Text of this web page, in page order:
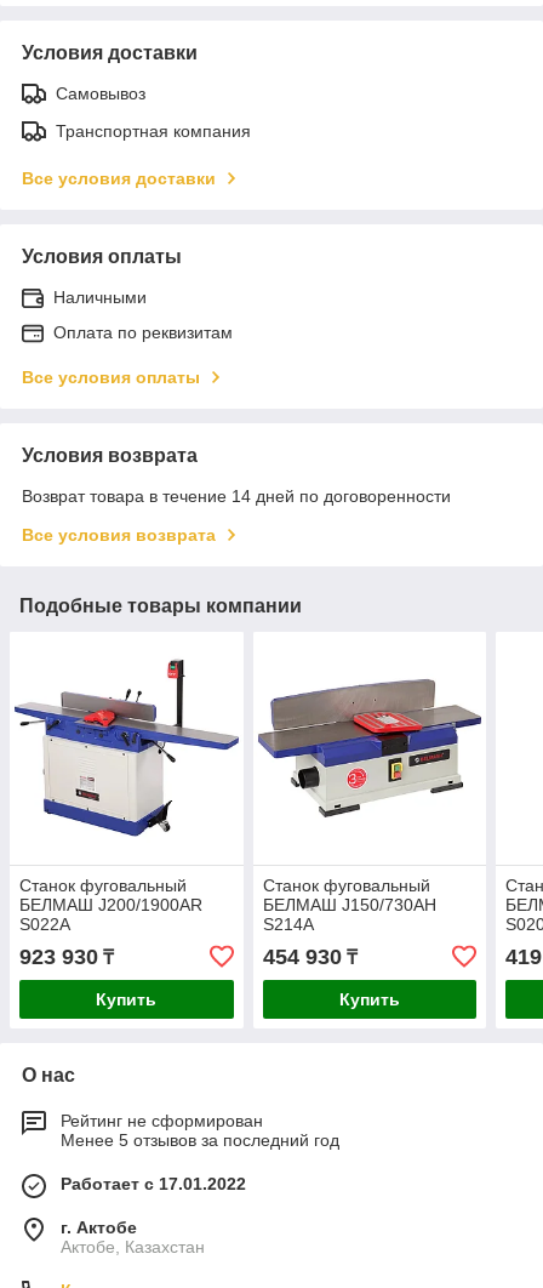
Условия доставки
Самовывоз
Транспортная компания
Все условия доставки
Условия оплаты
Наличными
Оплата по реквизитам
Все условия оплаты
Условия возврата
Возврат товара в течение 14 дней по договоренности
Все условия возврата
Подобные товары компании
Станок фуговальный
БЕЛМАШ J200/1900AR
S022A
923 930 ₸
Купить
Станок фуговальный
БЕЛМАШ J150/730AH
S214A
454 930₸
Купить
О нас
Рейтинг не сформирован
Менее 5 отзывов за последний год
Работает с 17.01.2022
г. Актобе
Актобе, Казахстан